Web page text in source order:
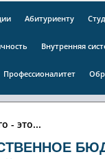
Абитуриенту
Внутренняя
Профессионалитет
- это...